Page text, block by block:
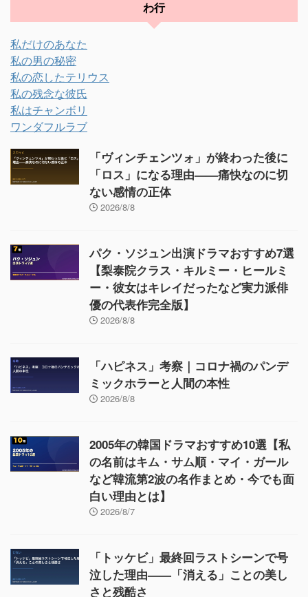
わ行
私だけのあなた
私の男の秘密
私の恋したテリウス
私の残念な彼氏
私はチャンボリ
ワンダフルラブ
「ヴィンチェンツォ」が終わった後に
「ロス」になる理由——痛快なのに切
ない感情の正体
2026/8/8
パク・ソジュン出演ドラマおすすめ7選
【梨泰院クラス・キルミー・ヒールミ
ー・彼女はキレイだったなど実力派俳
優の代表作完全版】
2026/8/8
「ハピネス」考察｜コロナ禍のパンデ
ミックホラーと人間の本性
2026/8/8
2005年の韓国ドラマおすすめ10選【私
の名前はキム・サム順・マイ・ガール
など韓流第2波の名作まとめ・今でも面
白い理由とは】
2026/8/7
「トッケビ」最終回ラストシーンで号
泣した理由——「消える」ことの美し
さと残酷さ